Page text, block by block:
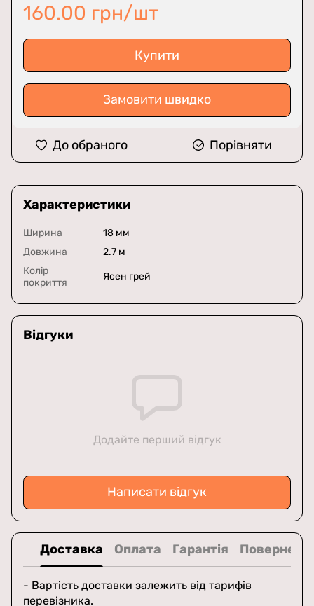
160.00 грн/шт
Купити
Замовити швидко
До обраного Порівняти
Характеристики
Ширина
18 мм
Довжина
2.7 м
Колір
покриття
Ясен грей
Відгуки
Додайте перший відгук
Написати відгук
Доставка Оплата Гарантія
- Вартість доставки залежить від тарифів
перевізника.